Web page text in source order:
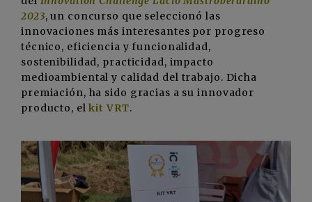
2023, un concurso que seleccionó las
innovaciones más interesantes por progreso
técnico, eficiencia y funcionalidad,
sostenibilidad, practicidad, impacto
medioambiental y calidad del trabajo. Dicha
premiación, ha sido gracias a su innovador
producto, elkit VRT.